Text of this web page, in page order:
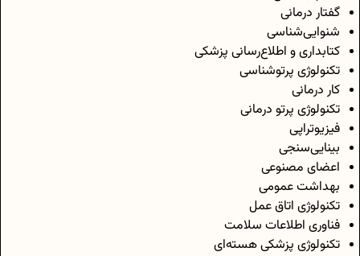
گفتار درمانی
شنوایی‌شناسی
کتابداری و اطلاع‌رسانی پزشکی
تکنولوژی پرتوشناسی
کار درمانی
تکنولوژی پرتو درمانی
فیزیوتراپی
بینایی‌سنجی
اعضای مصنوعی
بهداشت عمومی
تکنولوژی اتاق عمل
فناوری اطلاعات سلامت
تکنولوژی پزشکی هسته‌ای